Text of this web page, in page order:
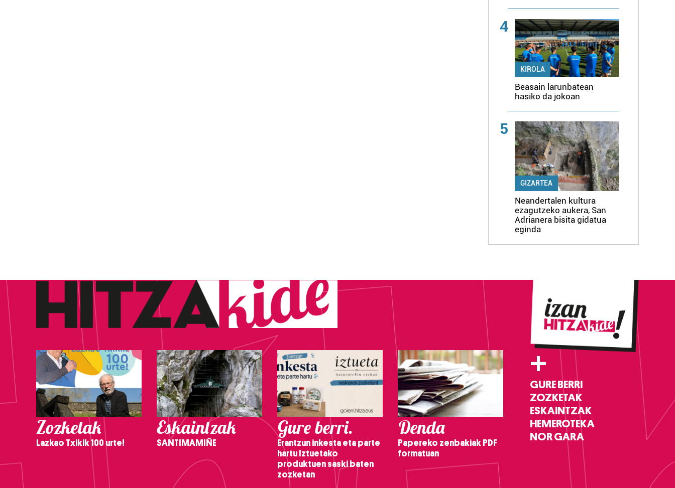
4
KIROLA
Beasain larunbatean
hasiko da jokoan
5
GIZARTEA
Neandertalen kultura
ezagutzeko aukera, San
Adrianera bisita gidatua
eginda
Zozketak
Lazkao Txikik 100 urte!
Eskaintzak
SANTIMAMIÑE
Gure berri.
Erantzun inkesta eta parte
hartu Iztuetako
produktuen saski baten
zozketan
Denda
Papereko zenbakiak PDF
formatuan
+
GURE BERRI
ZOZKETAK
ESKAINTZAK
HEMEROTEKA
NOR GARA